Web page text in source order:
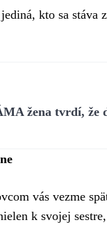
kto sa
žena tvrdí, že
vás vezme
k svojej